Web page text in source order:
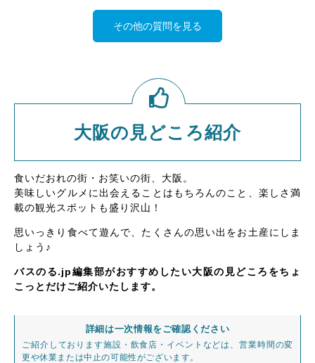
その他の質問を見る
大阪の見どころ紹介
食いだおれの街・お笑いの街、大阪。
美味しいグルメに出会えることはもちろんのこと、楽しさ満
載の観光スポットも盛り沢山！
思いっきり食べて遊んで、たくさんの思い出をお土産にしま
しょう♪
バスのる.jp編集部がおすすめしたい大阪の見どころをちょ
こっとだけご紹介いたします。
詳細は一次情報をご確認ください
ご紹介しております施設・飲食店・イベントなどは、営業時間の変
更や休業または中止の可能性がございます。